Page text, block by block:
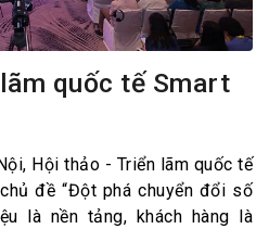
quốc tế Smart
Hội thảo - Triển lãm quốc tế
đề “Đột phá chuyển đổi số
là nền tảng, khách hàng là